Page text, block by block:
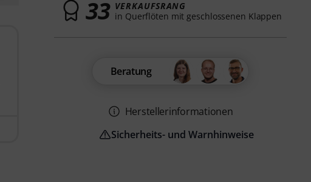
33 VERKAUFSRANG
in Querflöten mit geschlossenen Klappen
Beratung
Herstellerinformationen
Sicherheits- und Warnhinweise